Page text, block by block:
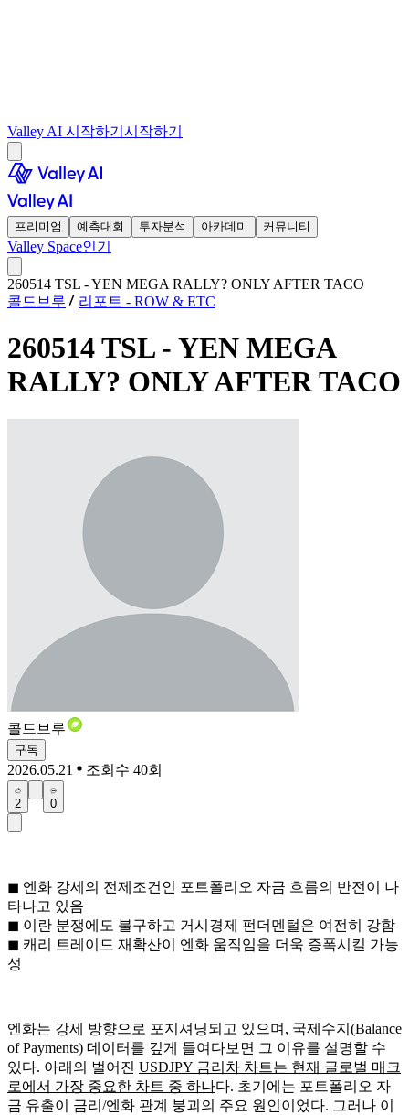
Valley AI 시작하기 시작하기
프리미엄 예측대회 투자분석 아카데미 커뮤니티
Valley Space인기
260514 TSL - YEN MEGA RALLY? ONLY AFTER TACO
콜드브루
리포트 - ROW & ETC
260514 TSL - YEN MEGA
RALLY? ONLY AFTER TACO
콜드브루
구독
2026.05.21 조회수 40회
2 0
◼ 엔화 강세의 전제조건인 포트폴리오 자금 흐름의 반전이 나
타나고 있음
◼ 이란 분쟁에도 불구하고 거시경제 펀더멘털은 여전히 강함
◼ 캐리 트레이드 재확산이 엔화 움직임을 더욱 증폭시킬 가능
성
엔화는 강세 방향으로 포지셔닝되고 있으며, 국제수지(Balance
of Payments) 데이터를 깊게 들여다보면 그 이유를 설명할 수
있다. 아래의 벌어진 USDJPY 금리차 차트는 현재 글로벌 매크
로에서 가장 중요한 차트 중 하나다. 초기에는 포트폴리오 자
금 유출이 금리/엔화 관계 붕괴의 주요 원인이었다. 그러나 이